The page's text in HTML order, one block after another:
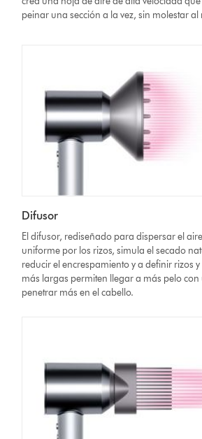
peinar una sección a la vez, sin molestar al
Difusor
El difusor, rediseñado para dispersar el
uniforme por los rizos, simula el secado
reducir el encrespamiento y a definir rizos
más largas permiten llegar a más pelo
penetrar más en el cabello.